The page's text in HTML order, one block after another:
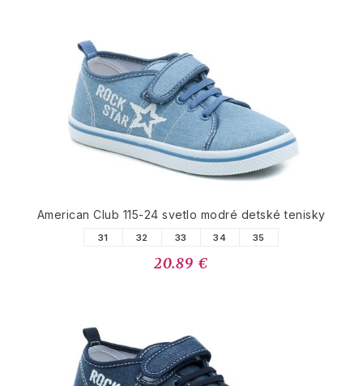
American Club 115-24 svetlo modré detské tenisky
31 32 33 34 35
20.89 €